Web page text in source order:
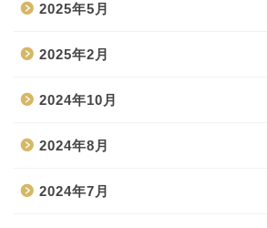
2025年5月
2025年2月
2024年10月
2024年8月
2024年7月